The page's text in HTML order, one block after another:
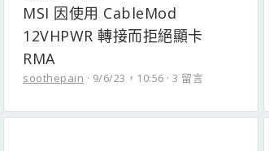
MSI 因使用 CableMod
12VHPWR 轉接而拒絕顯卡
RMA
soothepain 9/6/23，10:56 3 留言